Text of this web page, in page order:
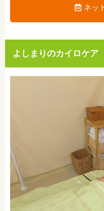
ネッ
よしまりのカイロケア